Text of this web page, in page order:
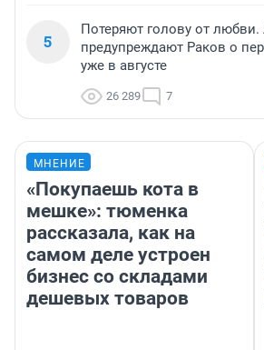
5
Потеряют голову от любви.
предупреждают Раков о
уже в августе
26 289 7
МНЕНИЕ
«Покупаешь кота в
мешке»: тюменка
рассказала, как на
самом деле устроен
бизнес со складами
дешевых товаров